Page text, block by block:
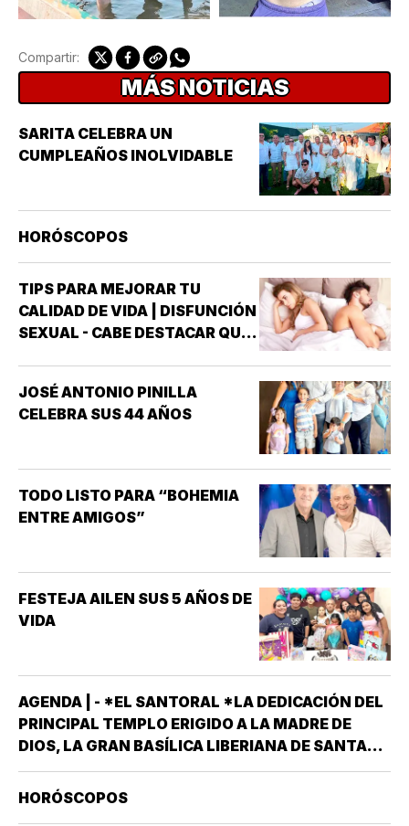
Compartir:
MÁS NOTICIAS
SARITA CELEBRA UN
CUMPLEAÑOS INOLVIDABLE
HORÓSCOPOS
TIPS PARA MEJORAR TU
CALIDAD DE VIDA | DISFUNCIÓN
SEXUAL - CABE DESTACAR QUE
INTERÉS HA GENERADO PARA
LA INVESTIGACIÓN DE NUEVOS
(INCAPACIDAD DE ALCANZAR
Y/O MANTENER…
JOSÉ ANTONIO PINILLA
CELEBRA SUS 44 AÑOS
TODO LISTO PARA “BOHEMIA
ENTRE AMIGOS”
FESTEJA AILEN SUS 5 AÑOS DE
VIDA
AGENDA | - *EL SANTORAL *LA DEDICACIÓN DEL
PRINCIPAL TEMPLO ERIGIDO A LA MADRE DE
DIOS, LA GRAN BASÍLICA LIBERIANA DE SANTA
MARÍA LA MAYOR EN ROMA. NUESTRA SEÑORA
DE LAS NIEVES *SANTOS EMIGDIO OBISPO Y
HORÓSCOPOS